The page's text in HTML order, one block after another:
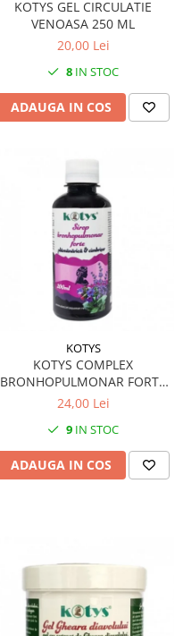
KOTYS GEL CIRCULATIE
VENOASA 250 ML
20,00 Lei
8 IN STOC
ADAUGA IN COS
KOTYS
KOTYS COMPLEX
BRONHOPULMONAR FORTE
SIROP 200 ML
24,00 Lei
9 IN STOC
ADAUGA IN COS